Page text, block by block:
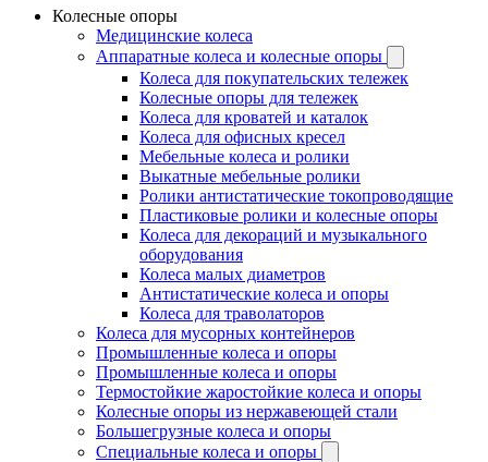
Колесные опоры
Медицинские колеса
Аппаратные колеса и колесные опоры
Колеса для покупательских тележек
Колесные опоры для тележек
Колеса для кроватей и каталок
Колеса для офисных кресел
Мебельные колеса и ролики
Выкатные мебельные ролики
Ролики антистатические токопроводящие
Пластиковые ролики и колесные опоры
Колеса для декораций и музыкального
оборудования
Колеса малых диаметров
Антистатические колеса и опоры
Колеса для траволаторов
Колеса для мусорных контейнеров
Промышленные колеса и опоры
Промышленные колеса и опоры
Термостойкие жаростойкие колеса и опоры
Колесные опоры из нержавеющей стали
Большегрузные колеса и опоры
Специальные колеса и опоры